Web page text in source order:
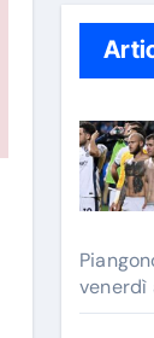
venerdì